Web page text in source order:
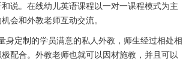
。在线幼儿英语课程以一对一课程模式为主
会和外教老师互动交流。
定制的学员满意的私人外教，师生经过相处相
配合。外教老师也就可以因材施教，并且可以